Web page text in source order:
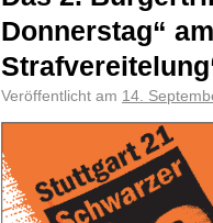
Donnerstag“
Veröffentlicht am 14.